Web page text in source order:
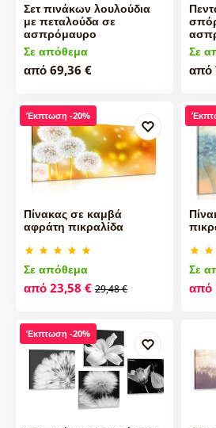
Σετ πινάκων λουλούδια
με πεταλούδα σε
ασπρόμαυρο
Σε απόθεμα
από 69,36 €
Σε
από
Έκπτωση -20%
Πίνακας σε καμβά
αφράτη πικραλίδα
Σε απόθεμα
από 23,58 € 29,48 €
Σε
από
Έκπτωση -20%